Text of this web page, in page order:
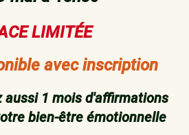
LIMITÉE
avec inscription
aussi 1 mois d'affirmations
bien-être émotionnelle